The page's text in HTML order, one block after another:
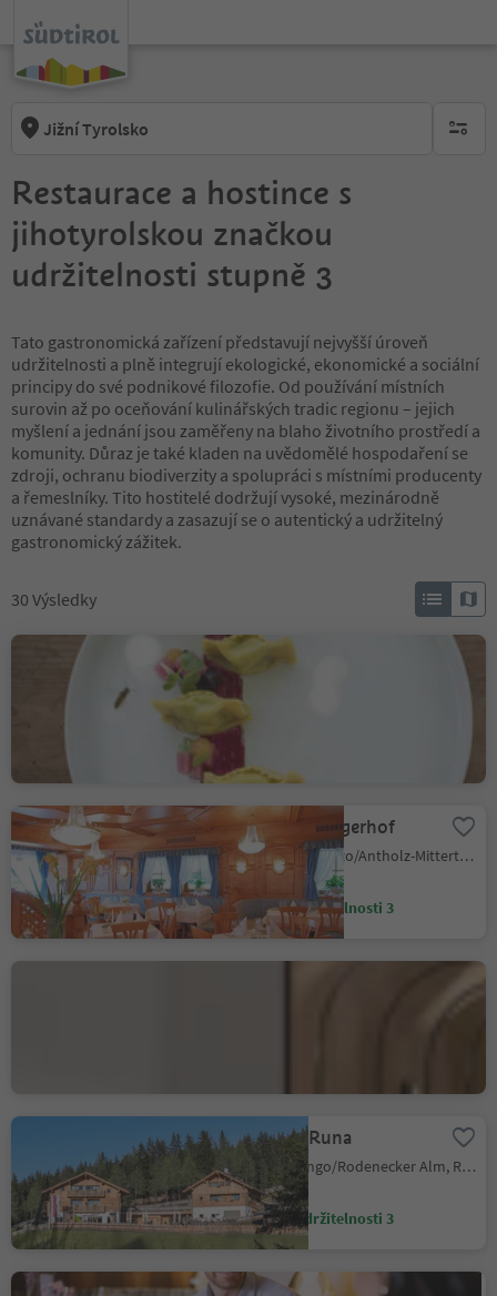
Jižní Tyrolsko brak
Restaurace a hostince s
jihotyrolskou značkou
udržitelnosti stupně 3
Tato gastronomická zařízení představují nejvyšší úroveň
udržitelnosti a plně integrují ekologické, ekonomické a sociální
principy do své podnikové filozofie. Od používání místních
surovin až po oceňování kulinářských tradic regionu – jejich
myšlení a jednání jsou zaměřeny na blaho životního prostředí a
komunity. Důraz je také kladen na uvědomělé hospodaření se
zdroji, ochranu biodiverzity a spolupráci s místními producenty
a řemeslníky. Tito hostitelé dodržují vysoké, mezinárodně
uznávané standardy a zasazují se o autentický a udržitelný
gastronomický zážitek.
30 Výsledky
Hotel Ristorante Taubers
Unterwirt
Santeshotel Wegerhof
Anterselva di Mezzo/Antholz-Mittertal, Rasen-Antholz/Rasun Anterselva, Dolomites Region Kronplatz/Plan de Corones
Úroveň udržitelnosti 3
Bressanone città/Brixen Stadt, Brixen/Bressanone, Brixen/Bressanone and environs
Naturhotel Runa
Alpe di Rodengo/Rodenecker Alm, Rodeneck/Rodengo, Brixen/Bressanone and environs
Úroveň udržitelnosti 3